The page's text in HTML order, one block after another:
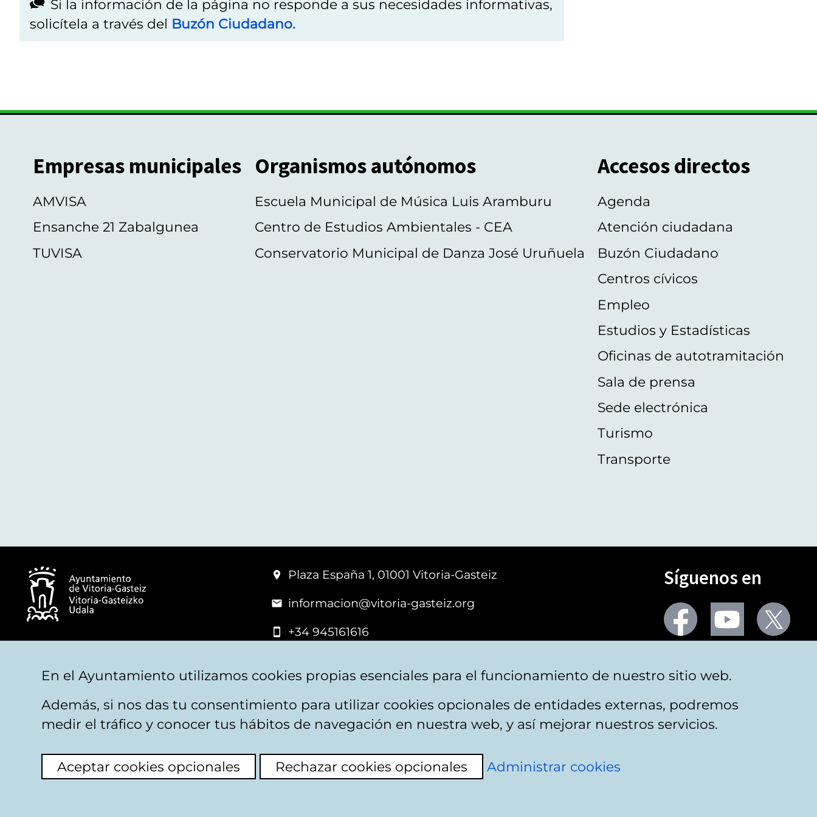
Si la información de la página no responde a sus necesidades informativas,
solicítela a través del Buzón Ciudadano.
Empresas municipales
AMVISA
Ensanche 21 Zabalgunea
TUVISA
Organismos autónomos
Escuela Municipal de Música Luis Aramburu
Centro de Estudios Ambientales - CEA
Conservatorio Municipal de Danza José Uruñuela
Accesos directos
Agenda
Atención ciudadana
Buzón Ciudadano
Centros cívicos
Empleo
Estudios y Estadísticas
Oficinas de autotramitación
Sala de prensa
Sede electrónica
Turismo
Transporte
Plaza España 1, 01001 Vitoria-Gasteiz
informacion@vitoria-gasteiz.org
+34 945161616
Síguenos en
Seguir
en
facebook
Seguir
en
youtubeX
Aviso legal Privacidad Politica de cookies Mapa web Accesibilidad
En el Ayuntamiento utilizamos cookies propias esenciales para el funcionamiento de nuestro sitio web.
Además, si nos das tu consentimiento para utilizar cookies opcionales de entidades externas, podremos
medir el tráfico y conocer tus hábitos de navegación en nuestra web, y así mejorar nuestros servicios.
Aceptar cookies opcionales Rechazar cookies opcionales Administrar cookies